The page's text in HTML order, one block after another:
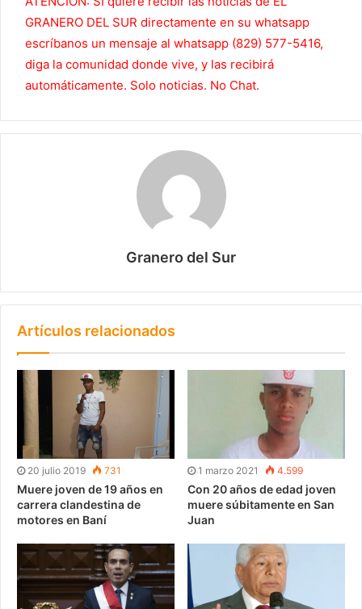
GRANERO DEL SUR directamente en su whatsapp
escríbanos un mensaje al whatsapp (829) 577-5416,
diga la comunidad donde vive, y las recibirá
automáticamente. Solo noticias. No Chat.
Granero del Sur
Artículos relacionados
20 julio 2019 731
Muere joven de 19 años en
carrera clandestina de
motores en Baní
1 marzo 2021 4.599
Con 20 años de edad joven
muere súbitamente en San
Juan